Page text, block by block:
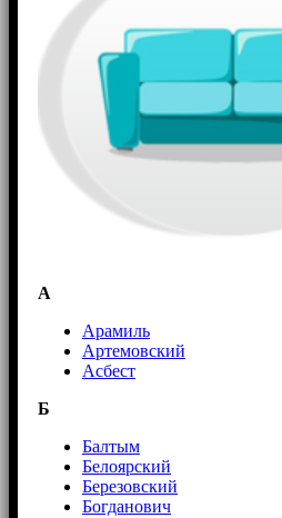
А
Арамиль
Артемовский
Асбест
Б
Балтым
Белоярский
Березовский
Богданович